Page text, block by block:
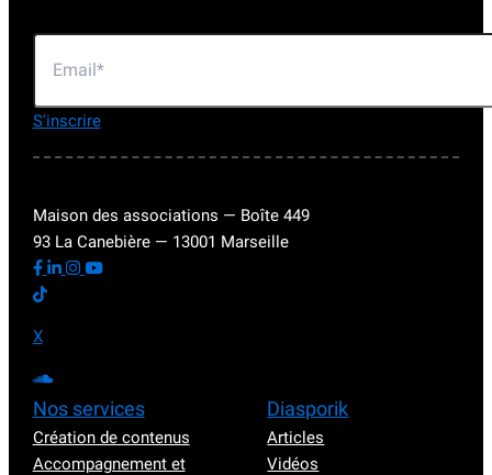
S'inscrire
Maison des associations — Boîte 449
93 La Canebière — 13001 Marseille
X
Nos services
Création de contenus
Accompagnement et
Diasporik
Articles
Vidéos